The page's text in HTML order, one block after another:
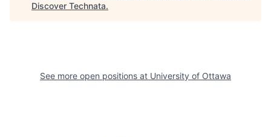
Discover Technata.
See more open positions at University of Ottawa